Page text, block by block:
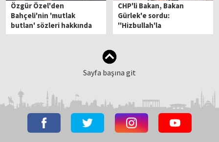
Özgür Özel'den
Bahçeli'nin 'mutlak
butlan' sözleri hakkında
ilk açıklama
CHP'li Bakan, Bakan
Gürlek'e sordu:
''Hizbullah'la
yürüttüğünüz bir süreç
Sayfa başına git